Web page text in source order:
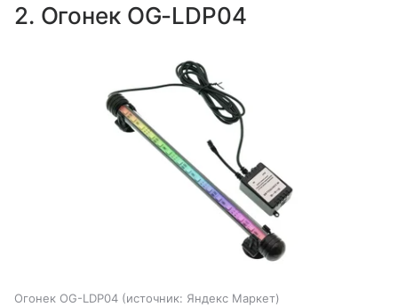
2. Огонек OG-LDP04
Огонек OG-LDP04 источник: Яндекс Маркет